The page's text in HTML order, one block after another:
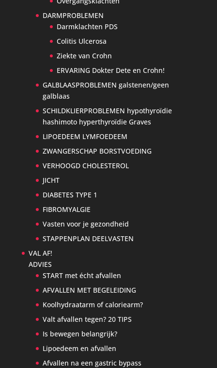
DARMPROBLEMEN
Darmklachten PDS
Colitis Ulcerosa
Ziekte van Crohn
ERVARING Dokter Dete en Crohn!
GALBLAASPROBLEMEN galstenen/geen
galblaas
SCHILDKLIERPROBLEMEN hypothyroïdie
hashimoto hyperthyroïdie Graves
LIPOEDEEM LYMFOEDEEM
ZWANGERSCHAP BORSTVOEDING
VERHOOGD CHOLESTEROL
JICHT
DIABETES TYPE 1
FIBROMYALGIE
Vasten voor je gezondheid
STAPPENPLAN DEELVASTEN
VAL AF!
ADVIES
START met écht afvallen
AFVALLEN MET BEGELEIDING
Koolhydraatarm of caloriearm?
Valt afvallen tegen? 20 TIPS
Is bewegen belangrijk?
Lipoedeem en afvallen
Afvallen na een gastric bypass